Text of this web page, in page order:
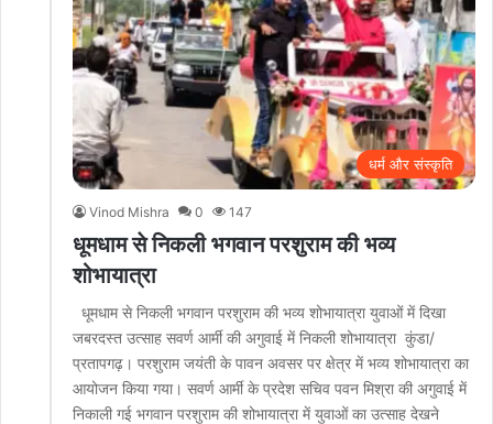
धर्म और संस्कृति
Vinod Mishra 0 147
धूमधाम से निकली भगवान परशुराम की भव्य
शोभायात्रा
धूमधाम से निकली भगवान परशुराम की भव्य शोभायात्रा युवाओं में दिखा
जबरदस्त उत्साह सवर्ण आर्मी की अगुवाई में निकली शोभायात्रा कुंडा/
प्रतापगढ़। परशुराम जयंती के पावन अवसर पर क्षेत्र में भव्य शोभायात्रा का
आयोजन किया गया। सवर्ण आर्मी के प्रदेश सचिव पवन मिश्रा की अगुवाई में
निकाली गई भगवान परशुराम की शोभायात्रा में युवाओं का उत्साह देखने